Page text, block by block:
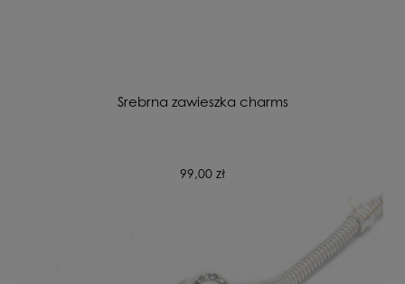
Srebrna zawieszka charms
99,00 zł